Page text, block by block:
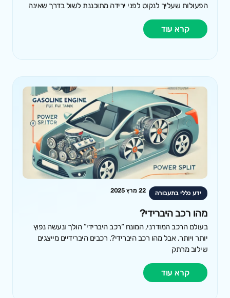
הפעולות שעליך לנקוט לפני ירידה מתוכננת לשול בדרך שאינה
קרא עוד
ידע כללי בתעבורה 22 מרץ 2025
מהו רכב היברידי?
בעולם הרכב המודרני, המונח “רכב היברידי” הולך ונעשה נפוץ
יותר ויותר. אבל מהו רכב היברידי?. רכבים היברידיים מייצגים
שילוב מרתק
קרא עוד